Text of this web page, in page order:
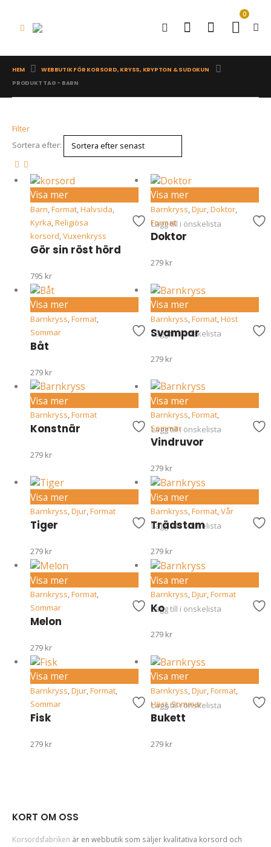
0
HEM
WEBBUTIK FÖR KORSORD, KRYSS, KRYPTON & SUDOKUN
PRODUKT TAG - BARN
Filter
Sortera efter:
Visa mer
Lägg till i önskelista
Barn,Format,Halvsida,
Kyrka,Religiösa
korsord,Vuxenkryss
Gör sin röst hörd
795 kr
Visa mer
Barnkryss,Djur,Doktor,
Format
Doktor
279 kr
Visa mer
Lägg till i önskelista
Barnkryss Format,
Sommar
Båt
279 kr
Visa mer
Barnkryss Format, Höst
Svampar
279 kr
Visa mer
Lägg till i önskelista
Barnkryss,Format
Konstnär
279 kr
Visa mer
Barnkryss,Format,
Sommar
Vindruvor
279 kr
Visa mer
Lägg till i önskelista
Barnkryss,Djur,Format
Tiger
279 kr
Visa mer
Barnkryss,Format,Vår
Trädstam
279 kr
Visa mer
Lägg till i önskelista
Barnkryss,Format,
Sommar
Melon
279 kr
Visa mer
Barnkryss,Djur,Format
Ko
279 kr
Visa mer
Lägg till i önskelista
Barnkryss,Djur,Format,
Sommar
Fisk
279 kr
Visa mer
Barnkryss,Djur,Format,
Häst,Sommar
Bukett
279 kr
KORT OM OSS
Korsordsfabriken är en webbutik som säljer kvalitativa korsord och